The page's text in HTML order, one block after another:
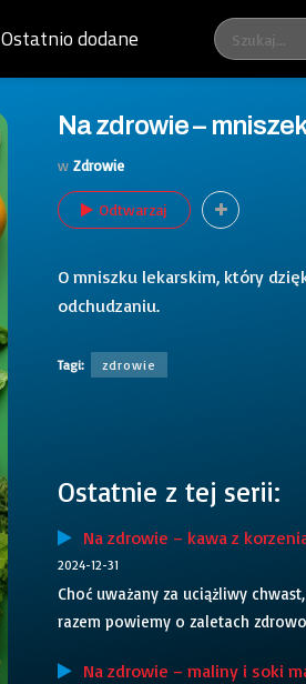
Ostatnio dodane
Na zdrowie –
w Zdrowie
Odtwarzaj
O mniszku lekarskim, który
odchudzaniu.
Tagi: zdrowie
Ostatnie z tej serii:
Na zdrowie – kawa z
2024-12-31
Choć uważany za uciążliwy
razem powiemy o zaletach
Na zdrowie – maliny i soki